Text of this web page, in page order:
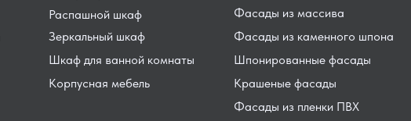
Шпонированные фасады
Фасады из массива
Фасады из каменного шпона
Крашеные фасады
Фасады из пленки ПВХ
Распашной шкаф
Шкаф для ванной комнаты
Зеркальный шкаф
Корпусная мебель